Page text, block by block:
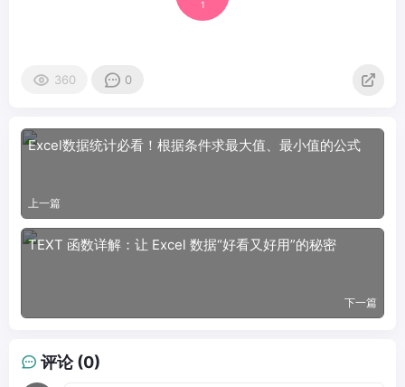
1
360 0
Excel数据统计必看！根据条件求最大值、最小值的公式
上一篇
TEXT 函数详解：让 Excel 数据“好看又好用”的秘密
下一篇
评论 (0)